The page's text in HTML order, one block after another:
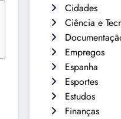
Cidades
Ciência e
Empregos
Espanha
Esportes
Estudos
Finanças